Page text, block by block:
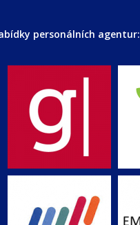
personálních agentur: